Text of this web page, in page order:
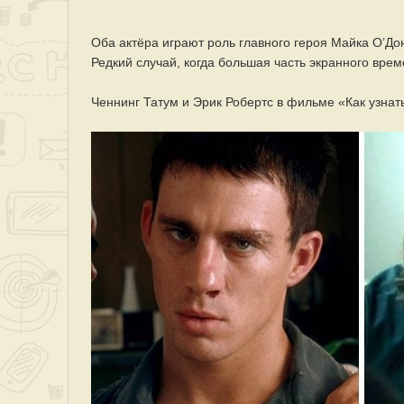
Оба актёра играют роль главного героя Майка
Редкий случай, когда большая часть экранного
Ченнинг Татум и Эрик Робертс в фильме «Как